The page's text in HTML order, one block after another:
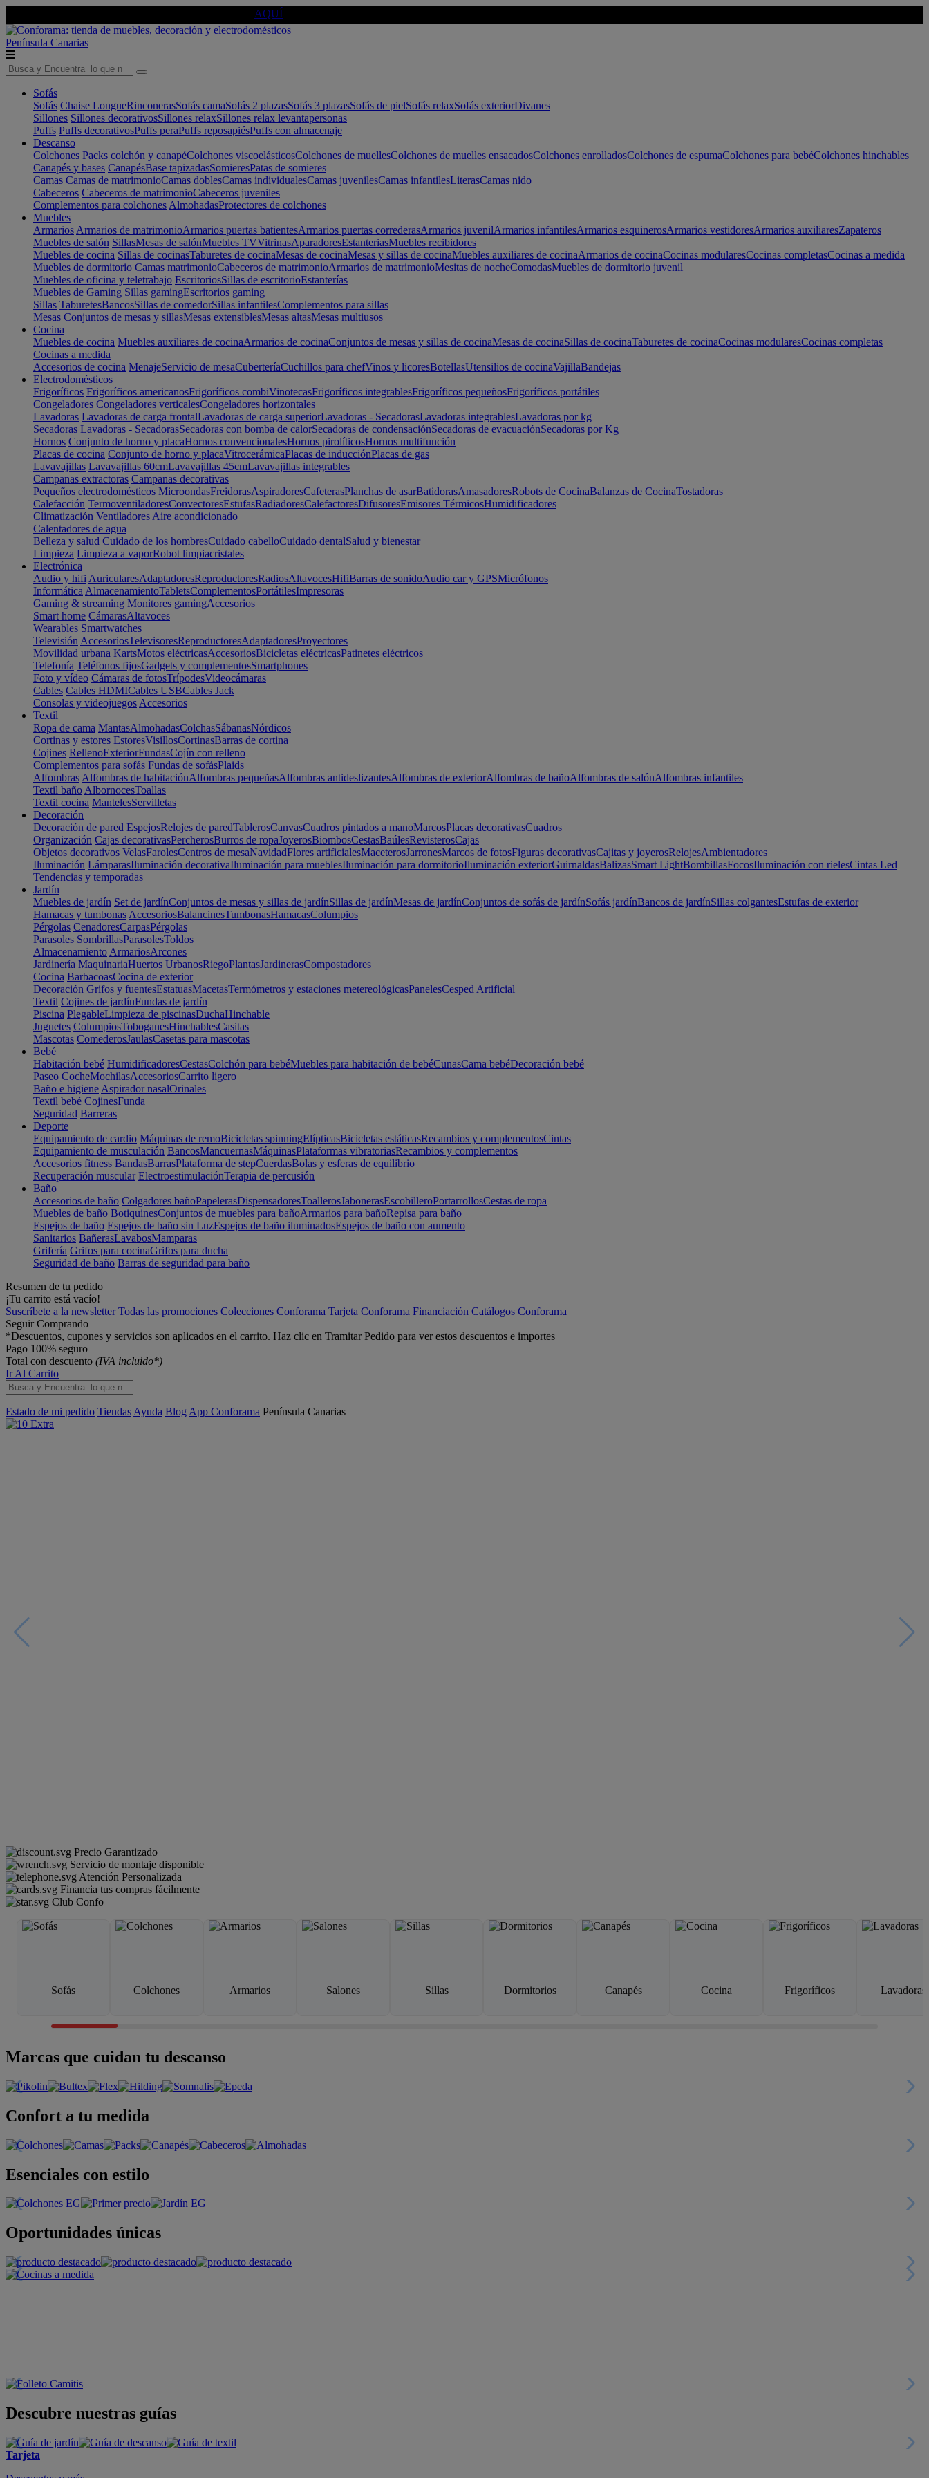
AQUÍ
Península Canarias
Sofás
Sofás Chaise LongueRinconerasSofás camaSofás 2 plazasSofás 3 plazasSofás de pielSofás relaxSofás exteriorDivanes
Sillones Sillones decorativosSillones relaxSillones relax levantapersonas
Puffs Puffs decorativosPuffs peraPuffs reposapiésPuffs con almacenaje
Descanso
Colchones Packs colchón y canapéColchones viscoelásticosColchones de muellesColchones de muelles ensacadosColchones enrolladosColchones de espumaColchones para bebéColchones hinchables
Canapés y bases CanapésBase tapizadasSomieresPatas de somieres
Camas Camas de matrimonioCamas doblesCamas individualesCamas juvenilesCamas infantilesLiterasCamas nido
Cabeceros Cabeceros de matrimonioCabeceros juveniles
Complementos para colchones AlmohadasProtectores de colchones
Muebles
Armarios Armarios de matrimonioArmarios puertas batientesArmarios puertas correderasArmarios juvenilArmarios infantilesArmarios esquinerosArmarios vestidoresArmarios auxiliaresZapateros
Muebles de salón SillasMesas de salónMuebles TVVitrinasAparadoresEstanteriasMuebles recibidores
Muebles de cocina Sillas de cocinasTaburetes de cocinaMesas de cocinaMesas y sillas de cocinaMuebles auxiliares de cocinaArmarios de cocinaCocinas modularesCocinas completasCocinas a medida
Muebles de dormitorio Camas matrimonioCabeceros de matrimonioArmarios de matrimonioMesitas de nocheComodasMuebles de dormitorio juvenil
Muebles de oficina y teletrabajo EscritoriosSillas de escritorioEstanterías
Muebles de Gaming Sillas gamingEscritorios gaming
Sillas TaburetesBancosSillas de comedorSillas infantilesComplementos para sillas
Mesas Conjuntos de mesas y sillasMesas extensiblesMesas altasMesas multiusos
Cocina
Muebles de cocina Muebles auxiliares de cocinaArmarios de cocinaConjuntos de mesas y sillas de cocinaMesas de cocinaSillas de cocinaTaburetes de cocinaCocinas modularesCocinas completas
Cocinas a medida
Accesorios de cocina MenajeServicio de mesaCuberteríaCuchillos para chefVinos y licoresBotellasUtensilios de cocinaVajillaBandejas
Electrodomésticos
Frigoríficos Frigoríficos americanosFrigoríficos combiVinotecasFrigoríficos integrablesFrigoríficos pequeñosFrigoríficos portátiles
Congeladores Congeladores verticalesCongeladores horizontales
Lavadoras Lavadoras de carga frontalLavadoras de carga superiorLavadoras - SecadorasLavadoras integrablesLavadoras por kg
Secadoras Lavadoras - SecadorasSecadoras con bomba de calorSecadoras de condensaciónSecadoras de evacuaciónSecadoras por Kg
Hornos Conjunto de horno y placaHornos convencionalesHornos pirolíticosHornos multifunción
Placas de cocina Conjunto de horno y placaVitrocerámicaPlacas de inducciónPlacas de gas
Lavavajillas Lavavajillas 60cmLavavajillas 45cmLavavajillas integrables
Campanas extractoras Campanas decorativas
Pequeños electrodomésticos MicroondasFreidorasAspiradoresCafeterasPlanchas de asarBatidorasAmasadoresRobots de CocinaBalanzas de CocinaTostadoras
Calefacción TermoventiladoresConvectoresEstufasRadiadoresCalefactoresDifusoresEmisores TérmicosHumidificadores
Climatización Ventiladores Aire acondicionado
Calentadores de agua
Belleza y salud Cuidado de los hombresCuidado cabelloCuidado dentalSalud y bienestar
Limpieza Limpieza a vaporRobot limpiacristales
Electrónica
Audio y hifi AuricularesAdaptadoresReproductoresRadiosAltavocesHifiBarras de sonidoAudio car y GPSMicrófonos
Informática AlmacenamientoTabletsComplementosPortátilesImpresoras
Gaming & streaming Monitores gamingAccesorios
Smart home CámarasAltavoces
Wearables Smartwatches
Televisión AccesoriosTelevisoresReproductoresAdaptadoresProyectores
Movilidad urbana KartsMotos eléctricasAccesoriosBicicletas eléctricasPatinetes eléctricos
Telefonía Teléfonos fijosGadgets y complementosSmartphones
Foto y vídeo Cámaras de fotosTrípodesVideocámaras
Cables Cables HDMICables USBCables Jack
Consolas y videojuegos Accesorios
Textil
Ropa de cama MantasAlmohadasColchasSábanasNórdicos
Cortinas y estores EstoresVisillosCortinasBarras de cortina
Cojines RellenoExteriorFundasCojín con relleno
Complementos para sofás Fundas de sofásPlaids
Alfombras Alfombras de habitaciónAlfombras pequeñasAlfombras antideslizantesAlfombras de exteriorAlfombras de bañoAlfombras de salónAlfombras infantiles
Textil baño AlbornocesToallas
Textil cocina MantelesServilletas
Decoración
Decoración de pared EspejosRelojes de paredTablerosCanvasCuadros pintados a manoMarcosPlacas decorativasCuadros
Organización Cajas decorativasPercherosBurros de ropaJoyerosBiombosCestasBaúlesRevisterosCajas
Objetos decorativos VelasFarolesCentros de mesaNavidadFlores artificialesMaceterosJarronesMarcos de fotosFiguras decorativasCajitas y joyerosRelojesAmbientadores
Iluminación LámparasIluminación decorativaIluminación para mueblesIluminación para dormitorioIluminación exteriorGuirnaldasBalizasSmart LightBombillasFocosIluminación con rielesCintas Led
Tendencias y temporadas
Jardín
Muebles de jardín Set de jardínConjuntos de mesas y sillas de jardínSillas de jardínMesas de jardínConjuntos de sofás de jardínSofás jardínBancos de jardínSillas colgantesEstufas de exterior
Hamacas y tumbonas AccesoriosBalancinesTumbonasHamacasColumpios
Pérgolas CenadoresCarpasPérgolas
Parasoles SombrillasParasolesToldos
Almacenamiento ArmariosArcones
Jardinería MaquinariaHuertos UrbanosRiegoPlantasJardinerasCompostadores
Cocina BarbacoasCocina de exterior
Decoración Grifos y fuentesEstatuasMacetasTermómetros y estaciones metereológicasPanelesCesped Artificial
Textil Cojines de jardínFundas de jardín
Piscina PlegableLimpieza de piscinasDuchaHinchable
Juguetes ColumpiosToboganesHinchablesCasitas
Mascotas ComederosJaulasCasetas para mascotas
Bebé
Habitación bebé HumidificadoresCestasColchón para bebéMuebles para habitación de bebéCunasCama bebéDecoración bebé
Paseo CocheMochilasAccesoriosCarrito ligero
Baño e higiene Aspirador nasalOrinales
Textil bebé CojinesFunda
Seguridad Barreras
Deporte
Equipamiento de cardio Máquinas de remoBicicletas spinningElípticasBicicletas estáticasRecambios y complementosCintas
Equipamiento de musculación BancosMancuernasMáquinasPlataformas vibratoriasRecambios y complementos
Accesorios fitness BandasBarrasPlataforma de stepCuerdasBolas y esferas de equilibrio
Recuperación muscular ElectroestimulaciónTerapia de percusión
Baño
Accesorios de baño Colgadores bañoPapelerasDispensadoresToallerosJabonerasEscobilleroPortarrollosCestas de ropa
Muebles de baño BotiquinesConjuntos de muebles para bañoArmarios para bañoRepisa para baño
Espejos de baño Espejos de baño sin LuzEspejos de baño iluminadosEspejos de baño con aumento
Sanitarios BañerasLavabosMamparas
Grifería Grifos para cocinaGrifos para ducha
Seguridad de baño Barras de seguridad para baño
Resumen de tu pedido
¡Tu carrito está vacío!
Suscríbete a la newsletter Todas las promociones Colecciones Conforama Tarjeta Conforama Financiación Catálogos Conforama
Seguir Comprando
*Descuentos, cupones y servicios son aplicados en el carrito. Haz clic en Tramitar Pedido para ver estos descuentos e importes
Pago 100% seguro
Total con descuento (IVA incluido*)
Ir Al Carrito
Estado de mi pedido Tiendas Ayuda Blog App Conforama Península Canarias
Precio Garantizado
Servicio de montaje disponible
Atención Personalizada
Financia tus compras fácilmente
Club Confo
Sofás Colchones Armarios Salones Sillas Dormitorios Canapés Cocina Frigoríficos Lavadoras
Marcas que cuidan tu descanso
Confort a tu medida
Esenciales con estilo
Oportunidades únicas
Descubre nuestras guías
Tarjeta